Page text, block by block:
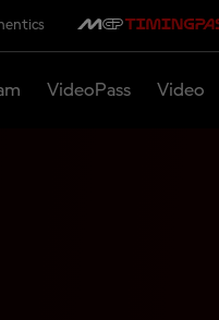
VideoPass Video